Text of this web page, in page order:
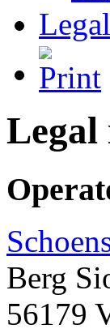
Berg
56179